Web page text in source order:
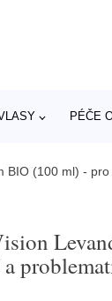
PÉČE
BIO (100 ml) -